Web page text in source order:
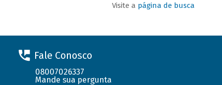
Visite a página de busca
Fale Conosco
08007026337
Mande sua pergunta